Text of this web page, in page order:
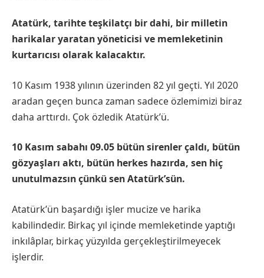
Atatürk, tarihte teşkilatçı bir dahi, bir milletin
harikalar yaratan yöneticisi ve memleketinin
kurtarıcısı olarak kalacaktır.
10 Kasım 1938 yılının üzerinden 82 yıl geçti. Yıl 2020
aradan geçen bunca zaman sadece özlemimizi biraz
daha arttırdı. Çok özledik Atatürk’ü.
10 Kasım sabahı 09.05 bütün sirenler çaldı, bütün
gözyaşları aktı, bütün herkes hazırda, sen hiç
unutulmazsın çünkü sen Atatürk’sün.
Atatürk’ün başardığı işler mucize ve harika
kabilindedir. Birkaç yıl içinde memleketinde yaptığı
inkılâplar, birkaç yüzyılda gerçekleştirilmeyecek
işlerdir.